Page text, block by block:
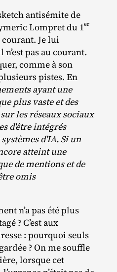
antisémite de
Lompret du 1er
courant. Je lui
pas au courant.
comme à son
pistes. En
ayant une
plus vaste et des
les réseaux sociaux
d'être intégrés
d'IA. Si un
atteint une
de mentions et de
omis
n’a pas été plus
? C’est aux
: pourquoi seuls
? On me souffle
lorsque cet